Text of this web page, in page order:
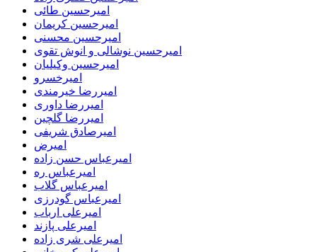
امیرحسین طائی
امیرحسین کریمان
امیرحسین محسنی
امیرحسین نوشالی و انوش تقوی
امیرحسین وکیلیان
امیرخسرو
امیررضا خیرمندی
امیررضا داوری
امیررضا گلچین
امیرصادق شریفی
امیرض
امیرعباس حسن زاده
امیرعباس ره
امیرعباس گلاب
امیرعباس گودرزی
امیرعلی ارباب
امیرعلی پازند
امیرعلی شری زاده